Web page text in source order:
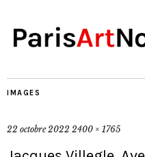
IMAGES
22 octobre 2022 2400 × 1765